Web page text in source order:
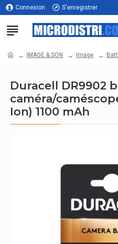
Connexion S'enregistrer
IMAGE & SON Image
Duracell DR9902
caméra/
Ion) 1100 mAh